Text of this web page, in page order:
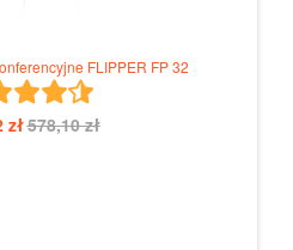
FLIPPER FP 32
zł578,10 zł